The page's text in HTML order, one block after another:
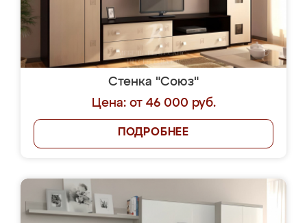
Стенка "Союз"
Цена: от 46 000 руб.
ПОДРОБНЕЕ